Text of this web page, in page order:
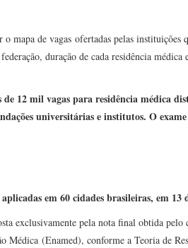
mapa de vagas ofertadas pelas instituições
duração de cada residência médica
12 mil vagas para residência médica
universitárias e institutos. O
em 60 cidades brasileiras, em 13
exclusivamente pela nota final obtida pelo
Médica (Enamed), conforme a Teoria de